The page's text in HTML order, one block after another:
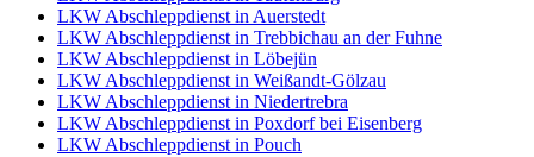
LKW Abschleppdienst in Auerstedt
LKW Abschleppdienst in Trebbichau an der Fuhne
LKW Abschleppdienst in Löbejün
LKW Abschleppdienst in Weißandt-Gölzau
LKW Abschleppdienst in Niedertrebra
LKW Abschleppdienst in Poxdorf bei Eisenberg
LKW Abschleppdienst in Pouch